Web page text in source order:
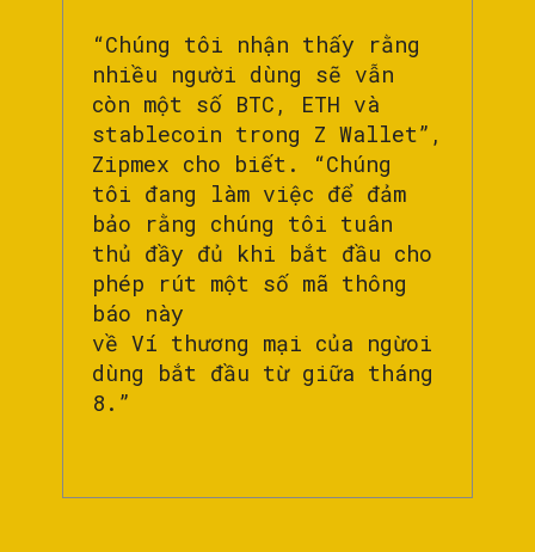
“Chúng tôi nhận thấy rằng
nhiều người dùng sẽ vẫn
còn một số BTC, ETH và
stablecoin trong Z Wallet”,
Zipmex cho biết. “Chúng
tôi đang làm việc để đảm
bảo rằng chúng tôi tuân
thủ đầy đủ khi bắt đầu cho
phép rút một số mã thông
báo này
về Ví thương mại của ngừoi
dùng bắt đầu từ giữa tháng
8.”